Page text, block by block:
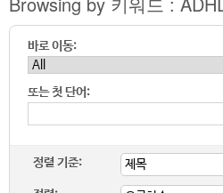
바로 이동:
또는 첫 단어:
정렬 기준: